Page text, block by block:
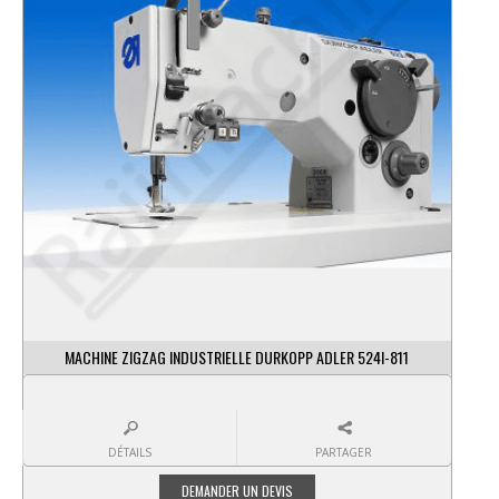
MACHINE ZIGZAG INDUSTRIELLE DURKOPP ADLER 524I-811
DÉTAILS PARTAGER